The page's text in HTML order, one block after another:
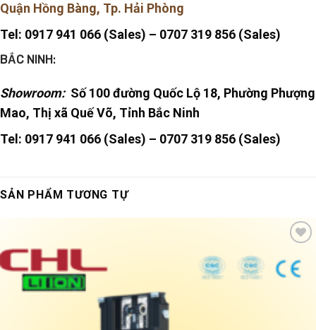
Quận Hồng Bàng, Tp. Hải Phòng
Tel: 0917 941 066 (Sales) – 0707 319 856 (Sales)
BẮC NINH:
Showroom: Số 100 đường Quốc Lộ 18, Phường Phượng
Mao, Thị xã Quế Võ, Tỉnh Bắc Ninh
Tel: 0917 941 066 (Sales) – 0707 319 856 (Sales)
SẢN PHẨM TƯƠNG TỰ
to
wishlist